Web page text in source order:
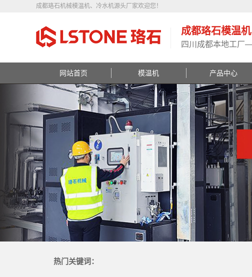
成都珞石机械模温机、冷水机源头厂家欢迎您！
成都珞石模温
四川成都本地工厂
网站首页 模温机 产品中心
热门关键词：